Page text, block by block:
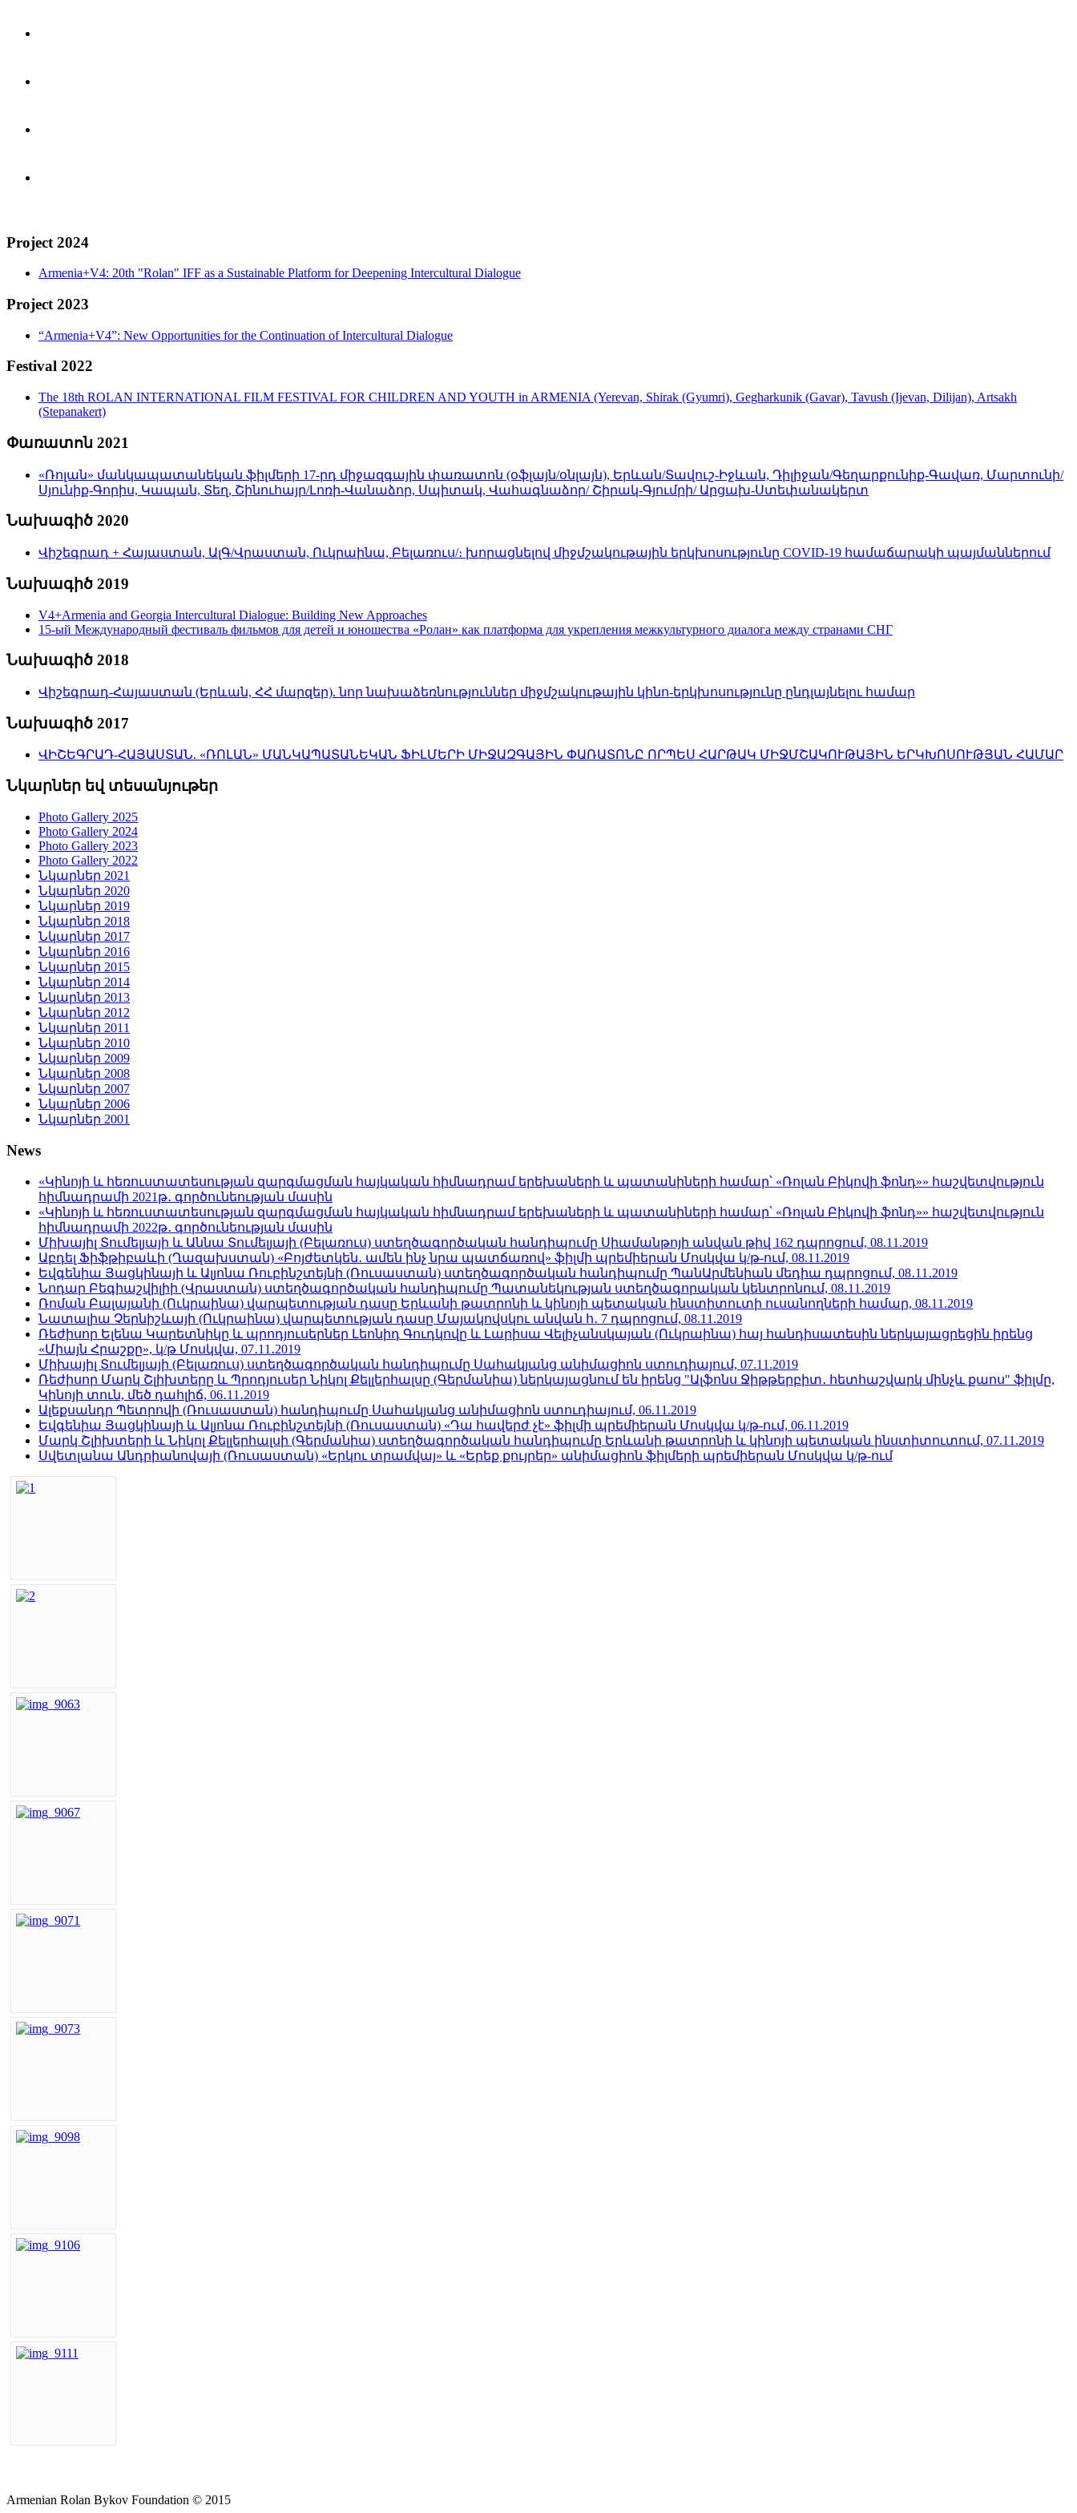
Project 2024
Armenia+V4: 20th "Rolan" IFF as a Sustainable Platform for Deepening Intercultural Dialogue
Project 2023
“Armenia+V4”: New Opportunities for the Continuation of Intercultural Dialogue
Festival 2022
The 18th ROLAN INTERNATIONAL FILM FESTIVAL FOR CHILDREN AND YOUTH in ARMENIA (Yerevan, Shirak (Gyumri), Gegharkunik (Gavar), Tavush (Ijevan, Dilijan), Artsakh
(Stepanakert)
Փառատոն 2021
«Ռոլան» մանկապատանեկան ֆիլմերի 17-րդ միջազգային փառատոն (օֆլայն/օնլայն), Երևան/Տավուշ-Իջևան, Դիլիջան/Գեղարքունիք-Գավառ, Մարտունի/
Սյունիք-Գորիս, Կապան, Տեղ, Շինուհայր/Լոռի-Վանաձոր, Սպիտակ, Վահագնաձոր/ Շիրակ-Գյումրի/ Արցախ-Ստեփանակերտ
Նախագիծ 2020
Վիշեգրադ + Հայաստան, ԱլԳ/Վրաստան, Ուկրաինա, Բելառուս/։ խորացնելով միջմշակութային երկխոսությունը COVID-19 համաճարակի պայմաններում
Նախագիծ 2019
V4+Armenia and Georgia Intercultural Dialogue: Building New Approaches
15-ый Международный фестиваль фильмов для детей и юношества «Ролан» как платформа для укрепления межкультурного диалога между странами СНГ
Նախագիծ 2018
Վիշեգրադ-Հայաստան (Երևան, ՀՀ մարզեր). նոր նախաձեռնություններ միջմշակութային կինո-երկխոսությունը ընդլայնելու համար
Նախագիծ 2017
ՎԻՇԵԳՐԱԴ-ՀԱՅԱՍՏԱՆ. «ՌՈԼԱՆ» ՄԱՆԿԱՊԱՏԱՆԵԿԱՆ ՖԻԼՄԵՐԻ ՄԻՋԱԶԳԱՅԻՆ ՓԱՌԱՏՈՆԸ ՈՐՊԵՍ ՀԱՐԹԱԿ ՄԻՋՄՇԱԿՈՒԹԱՅԻՆ ԵՐԿԽՈՍՈՒԹՅԱՆ ՀԱՄԱՐ
Նկարներ եվ տեսանյութեր
Photo Gallery 2025
Photo Gallery 2024
Photo Gallery 2023
Photo Gallery 2022
Նկարներ 2021
Նկարներ 2020
Նկարներ 2019
Նկարներ 2018
Նկարներ 2017
Նկարներ 2016
Նկարներ 2015
Նկարներ 2014
Նկարներ 2013
Նկարներ 2012
Նկարներ 2011
Նկարներ 2010
Նկարներ 2009
Նկարներ 2008
Նկարներ 2007
Նկարներ 2006
Նկարներ 2001
News
«Կինոյի և հեռուստատեսության զարգմացման հայկական հիմնադրամ երեխաների և պատանիների համար՝ «Ռոլան Բիկովի ֆոնդ»» հաշվետվություն
հիմնադրամի 2021թ․ գործունեության մասին
«Կինոյի և հեռուստատեսության զարգմացման հայկական հիմնադրամ երեխաների և պատանիների համար՝ «Ռոլան Բիկովի ֆոնդ»» հաշվետվություն
հիմնադրամի 2022թ․ գործունեության մասին
Միխայիլ Տումելյայի և Աննա Տումելյայի (Բելառուս) ստեղծագործական հանդիպումը Սիամանթոյի անվան թիվ 162 դպրոցում, 08.11.2019
Աբդել Ֆիֆթիբաևի (Ղազախստան) «Բոյժետկեն․ ամեն ինչ նրա պատճառով» ֆիլմի պրեմիերան Մոսկվա կ/թ-ում, 08.11.2019
Եվգենիա Յացկինայի և Ալյոնա Ռուբինշտեյնի (Ռուսաստան) ստեղծագործական հանդիպումը ՊանԱրմենիան մեդիա դպրոցում, 08․11․2019
Նոդար Բեգիաշվիլիի (Վրաստան) ստեղծագործական հանդիպումը Պատանեկության ստեղծագորական կենտրոնում, 08․11․2019
Ռոման Բալայանի (Ուկրաինա) վարպետության դասը Երևանի թատրոնի և կինոյի պետական ինստիտուտի ուսանողների համար, 08.11.2019
Նատալիա Չերնիշևայի (Ուկրաինա) վարպետության դասը Մայակովսկու անվան հ․ 7 դպրոցում, 08.11.2019
Ռեժիսոր Ելենա Կարետնիկը և պրոդյուսերներ Լեոնիդ Գուդկովը և Լարիսա Վելիչանսկայան (Ուկրաինա) հայ հանդիսատեսին ներկայացրեցին իրենց
«Միայն Հրաշքը», կ/թ Մոսկվա, 07․11․2019
Միխայիլ Տումելյայի (Բելառուս) ստեղծագործական հանդիպումը Սահակյանց անիմացիոն ստուդիայում, 07.11.2019
Ռեժիսոր Մարկ Շլիխտերը և Պրոդյուսեր Նիկոլ Քելլերհալսը (Գերմանիա) ներկայացնում են իրենց "Ալֆոնս Ջիթթերբիտ․ հետհաշվարկ մինչև քաոս" ֆիլմը,
Կինոյի տուն, մեծ դահլիճ, 06․11․2019
Ալեքսանդր Պետրովի (Ռուսաստան) հանդիպումը Սահակյանց անիմացիոն ստուդիայում, 06.11.2019
Եվգենիա Յացկինայի և Ալյոնա Ռուբինշտեյնի (Ռուսաստան) «Դա հավերժ չէ» ֆիլմի պրեմիերան Մոսկվա կ/թ-ում, 06.11.2019
Մարկ Շլիխտերի և Նիկոլ Քելլերհալսի (Գերմանիա) ստեղծագործական հանդիպումը Երևանի թատրոնի և կինոյի պետական ինստիտուտում, 07.11.2019
Սվետլանա Անդրիանովայի (Ռուսաստան) «Երկու տրամվայ» և «Երեք քույրեր» անիմացիոն ֆիլմերի պրեմիերան Մոսկվա կ/թ-ում
Armenian Rolan Bykov Foundation © 2015